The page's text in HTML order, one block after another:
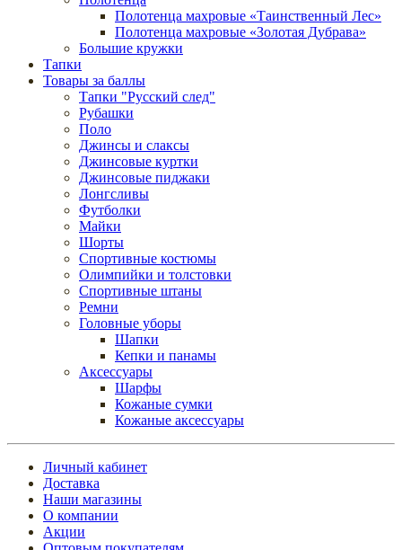
Полотенца махровые «Таинственный Лес»
Полотенца махровые «Золотая Дубрава»
Большие кружки
Тапки
Товары за баллы
Тапки "Русский след"
Рубашки
Поло
Джинсы и слаксы
Джинсовые куртки
Джинсовые пиджаки
Лонгсливы
Футболки
Майки
Шорты
Спортивные костюмы
Олимпийки и толстовки
Спортивные штаны
Ремни
Головные уборы
Шапки
Кепки и панамы
Аксессуары
Шарфы
Кожаные сумки
Кожаные аксессуары
Личный кабинет
Доставка
Наши магазины
О компании
Акции